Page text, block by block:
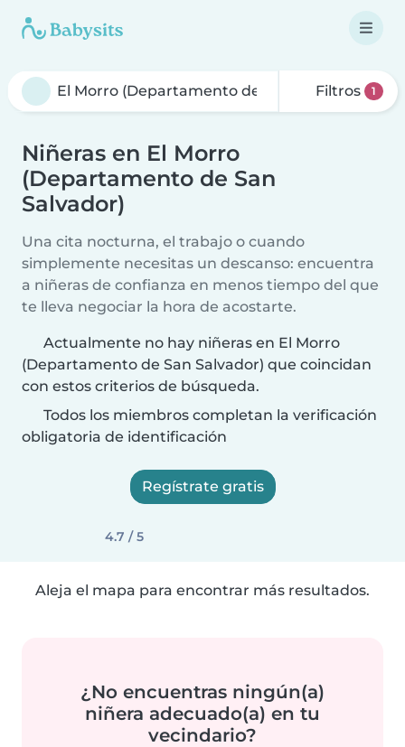
Filtros 1
Niñeras en El Morro
(Departamento de San
Salvador)
Una cita nocturna, el trabajo o cuando
simplemente necesitas un descanso: encuentra
a niñeras de confianza en menos tiempo del que
te lleva negociar la hora de acostarte.
Actualmente no hay niñeras en El Morro
(Departamento de San Salvador) que coincidan
con estos criterios de búsqueda.
Todos los miembros completan la verificación
obligatoria de identificación
Regístrate gratis
4.7 / 5
Aleja el mapa para encontrar más resultados.
¿No encuentras ningún(a)
niñera adecuado(a) en tu
vecindario?